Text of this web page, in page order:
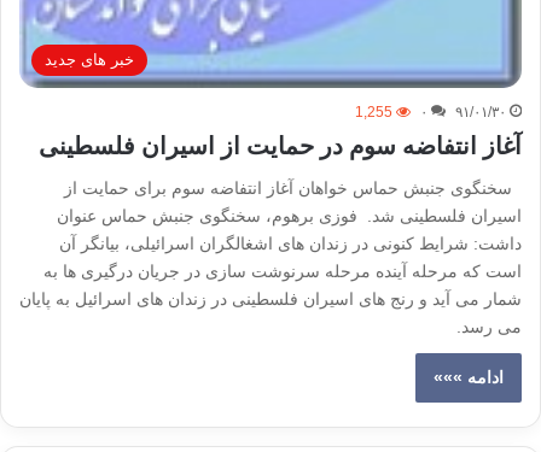
خبر های جدید
۹۱/۰۱/۳۰ ۰ 1,255
آغاز انتفاضه سوم در حمایت از اسیران فلسطینی
سخنگوی جنبش حماس خواهان آغاز انتفاضه سوم برای حمایت از
اسیران فلسطینی شد. فوزی برهوم، سخنگوی جنبش حماس عنوان
داشت: شرایط کنونی در زندان های اشغالگران اسرائیلی، بیانگر آن
است که مرحله آینده مرحله سرنوشت سازی در جریان درگیری ها به
شمار می آید و رنج های اسیران فلسطینی در زندان های اسرائیل به پایان
می رسد.
ادامه »»»